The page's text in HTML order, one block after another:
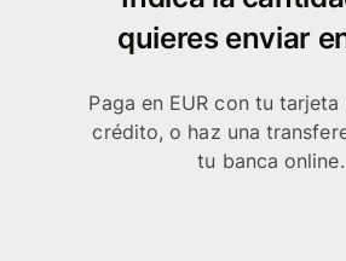
quieres enviar
Paga en EUR con tu
crédito, o haz una
tu banca online.